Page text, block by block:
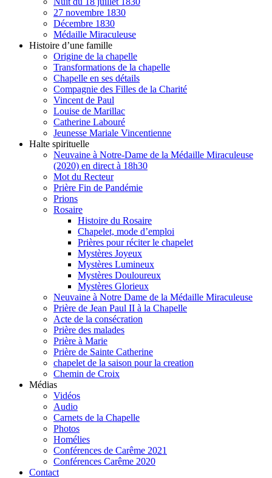
27 novembre 1830
Décembre 1830
Médaille Miraculeuse
Histoire d’une famille
Origine de la chapelle
Transformations de la chapelle
Chapelle en ses détails
Compagnie des Filles de la Charité
Vincent de Paul
Louise de Marillac
Catherine Labouré
Jeunesse Mariale Vincentienne
Halte spirituelle
Neuvaine à Notre-Dame de la Médaille Miraculeuse
(2020) en direct à 18h30
Mot du Recteur
Prière Fin de Pandémie
Prions
Rosaire
Histoire du Rosaire
Chapelet, mode d’emploi
Prières pour réciter le chapelet
Mystères Joyeux
Mystères Lumineux
Mystères Douloureux
Mystères Glorieux
Neuvaine à Notre Dame de la Médaille Miraculeuse
Prière de Jean Paul II à la Chapelle
Acte de la consécration
Prière des malades
Prière à Marie
Prière de Sainte Catherine
chapelet de la saison pour la creation
Chemin de Croix
Médias
Vidéos
Audio
Carnets de la Chapelle
Photos
Homélies
Conférences de Carême 2021
Conférences Carême 2020
Contact